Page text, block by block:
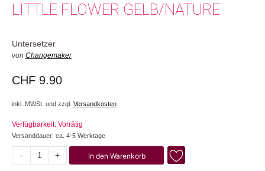
LITTLE FLOWER GELB/NATURE
Untersetzer
von Changemaker
CHF 9.90
inkl. MWSt. und zzgl. Versandkosten
Verfügbarkeit: Vorrätig
Versanddauer: ca. 4-5 Werktage
- + In den Warenkorb